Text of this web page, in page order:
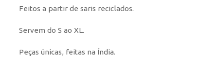
Feitos a partir de saris reciclados.
Servem do S ao XL.
Peças únicas, feitas na Índia.